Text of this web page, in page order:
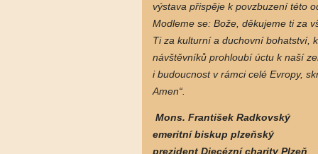
výstava přispěje k povzbuzení této
Modleme se: Bože, děkujeme ti za
Ti za kulturní a duchovní bohatství,
návštěvníků prohloubí úctu k naší
i budoucnost v rámci celé Evropy,
Amen“.
Mons. František Radkovský
emeritní biskup plzeňský
prezident Diecézní charity Plzeň